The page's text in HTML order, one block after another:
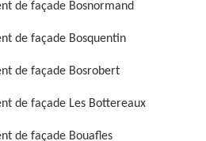
de façade Bosnormand
de façade Bosquentin
de façade Bosrobert
de façade Les Bottereaux
de façade Bouafles